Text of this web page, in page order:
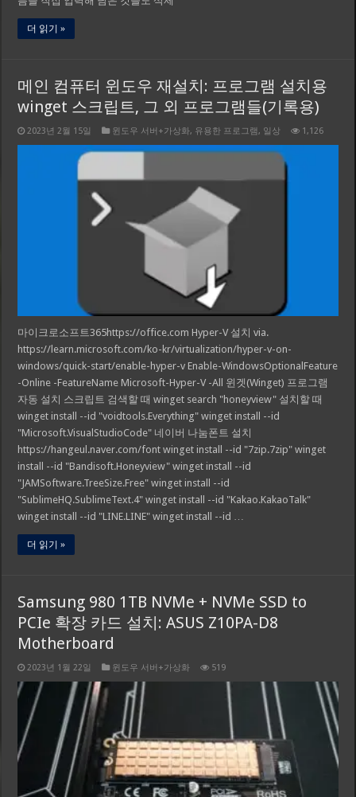
더 읽기 »
메인 컴퓨터 윈도우 재설치: 프로그램 설치용
winget 스크립트, 그 외 프로그램들(기록용)
2023년 2월 15일 윈도우 서버+가상화, 유용한 프로그램, 일상 1,126
마이크로소프트365https://office.com Hyper-V 설치 via.
https://learn.microsoft.com/ko-kr/virtualization/hyper-v-on-
windows/quick-start/enable-hyper-v Enable-WindowsOptionalFeature
-Online -FeatureName Microsoft-Hyper-V -All 윈겟(Winget) 프로그램
자동 설치 스크립트 검색할 때 winget search "honeyview" 설치할 때
winget install --id "voidtools.Everything" winget install --id
"Microsoft.VisualStudioCode" 네이버 나눔폰트 설치
https://hangeul.naver.com/font winget install --id "7zip.7zip" winget
install --id "Bandisoft.Honeyview" winget install --id
"JAMSoftware.TreeSize.Free" winget install --id
"SublimeHQ.SublimeText.4" winget install --id "Kakao.KakaoTalk"
winget install --id "LINE.LINE" winget install --id …
더 읽기 »
Samsung 980 1TB NVMe + NVMe SSD to
PCIe 확장 카드 설치: ASUS Z10PA-D8
Motherboard
2023년 1월 22일 윈도우 서버+가상화 519